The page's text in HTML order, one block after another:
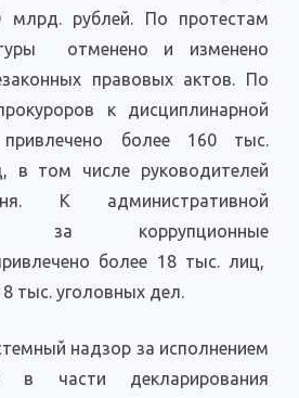
рублей. По протестам
отменено и изменено
правовых актов. По
к дисциплинарной
привлечено более 160 тыс.
в том числе руководителей
К административной
за коррупционные
более 18 тыс. лиц,
тыс. уголовных дел.
надзор за исполнением
в части декларирования